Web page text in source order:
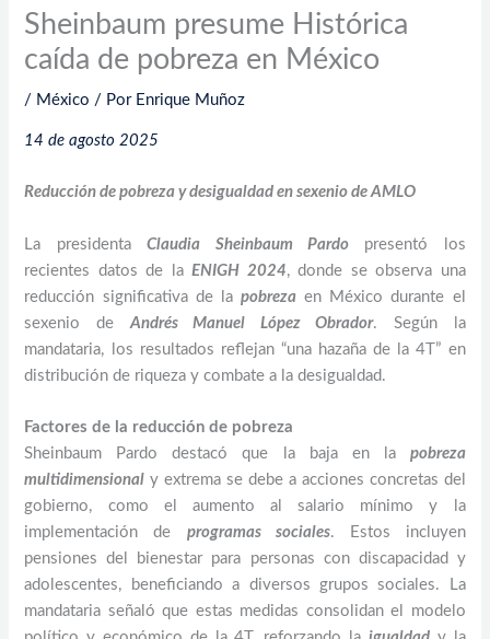
Sheinbaum presume Histórica
caída de pobreza en México
/ México / Por Enrique Muñoz
14 de agosto 2025
Reducción de pobreza y desigualdad en sexenio de AMLO
La presidentaClaudia Sheinbaum Pardopresentó los
recientes datos de laENIGH 2024, donde se observa una
reducción significativa de la pobreza en México durante el
sexenio de Andrés Manuel López Obrador. Según la
mandataria, los resultados reflejan “una hazaña de la 4T” en
distribución de riqueza y combate a la desigualdad.
Factores de la reducción de pobreza
Sheinbaum Pardo destacó que la baja en la pobreza
multidimensional y extrema se debe a acciones concretas del
gobierno, como el aumento al salario mínimo y la
implementación de programas sociales. Estos incluyen
pensiones del bienestar para personas con discapacidad y
adolescentes, beneficiando a diversos grupos sociales. La
mandataria señaló que estas medidas consolidan el modelo